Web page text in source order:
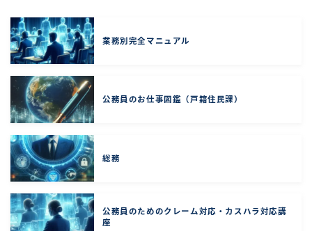
業務別完全マニュアル
公務員のお仕事図鑑（戸籍住民課）
総務
公務員のためのクレーム対応・カスハラ対応講
座